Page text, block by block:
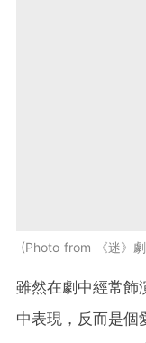
Photo from 《迷》
雖然在劇中經常飾
中表現，反而是個